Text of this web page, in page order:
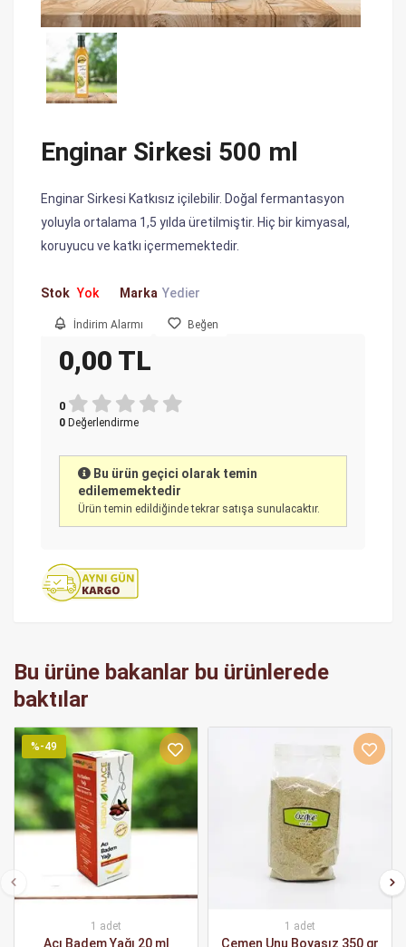
Enginar Sirkesi 500 ml
Enginar Sirkesi Katkısız içilebilir. Doğal fermantasyon
yoluyla ortalama 1,5 yılda üretilmiştir. Hiç bir kimyasal,
koruyucu ve katkı içermemektedir.
Stok Yok Marka Yedier
İndirim Alarmı Beğen
0,00 TL
0
0 Değerlendirme
Bu ürün geçici olarak temin
edilememektedir
Ürün temin edildiğinde tekrar satışa sunulacaktır.
Bu ürüne bakanlar bu ürünlerede
baktılar
%-49
1 adet
Acı Badem Yağı 20 ml
1 adet
Çemen Unu Boyasız 350 gr